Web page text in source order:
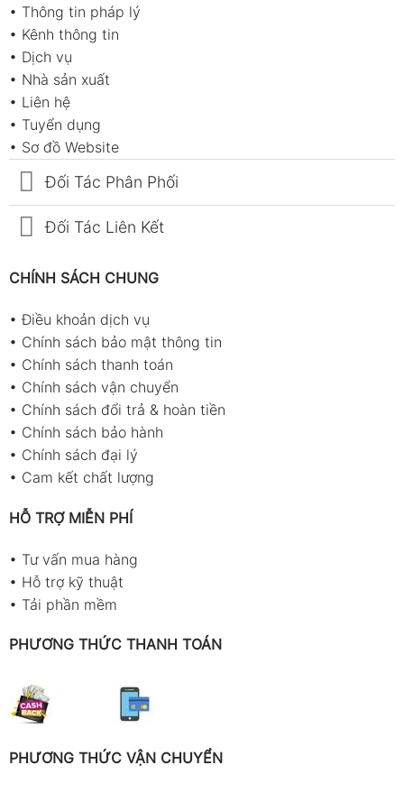
• Thông tin pháp lý
• Kênh thông tin
• Dịch vụ
• Nhà sản xuất
• Liên hệ
• Tuyển dụng
• Sơ đồ Website
Đối Tác Phân Phối
Đối Tác Liên Kết
CHÍNH SÁCH CHUNG
•Điều khoản dịch vụ
• Chính sách bảo mật thông tin
• Chính sách thanh toán
• Chính sách vận chuyển
• Chính sách đổi trả & hoàn tiền
• Chính sách bảo hành
• Chính sách đại lý
• Cam kết chất lượng
HỖ TRỢ MIỄN PHÍ
• Tư vấn mua hàng
• Hỗ trợ kỹ thuật
• Tải phần mềm
PHƯƠNG THỨC THANH TOÁN
PHƯƠNG THỨC VẬN CHUYỂN